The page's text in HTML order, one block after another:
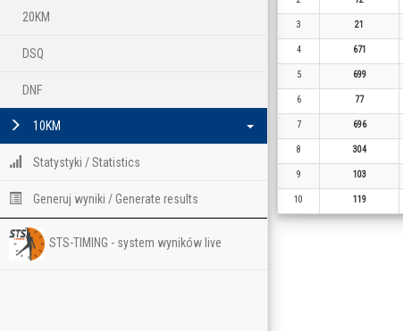
20KM
DSQ
DNF
10KM
Statystyki / Statistics
Generuj wyniki / Generate results
STS-TIMING - system wyników live
3 21
4 671
5 699
6 77
7 696
8 304
9 103
10 119